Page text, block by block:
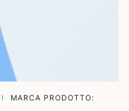
MARCA PRODOTTO: